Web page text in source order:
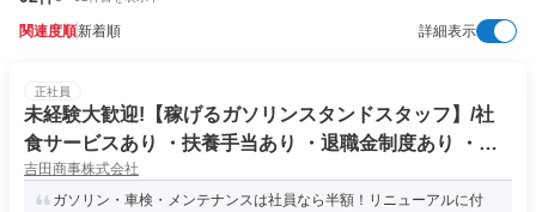
関連度順新着順 詳細表示
正社員
未経験大歓迎!【稼げるガソリンスタンドスタッフ】/社
食サービスあり ・扶養手当あり ・退職金制度あり ・再
雇用制度あり※年齢上限あり
吉田商事株式会社
ガソリン・車検・メンテナンスは社員なら半額！リニューアルに付